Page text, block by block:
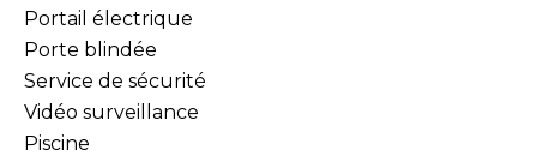
Portail électrique
Porte blindée
Service de sécurité
Vidéo surveillance
Piscine